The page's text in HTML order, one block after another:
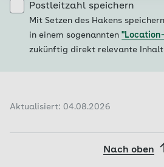
Postleitzahl speichern
Mit Setzen des Hakens
in einem sogenannten
zukünftig direkt relevante
Aktualisiert: 04.08.2026
Nach oben